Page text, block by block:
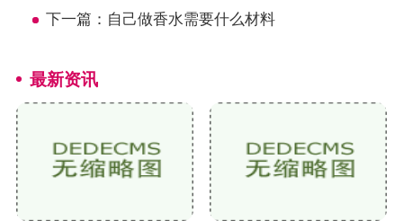
下一篇： 自己做香水需要什么材料
最新资讯